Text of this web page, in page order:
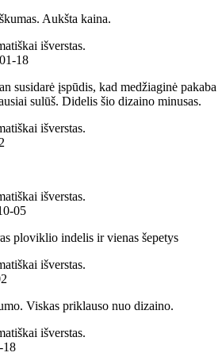
Aukšta kaina.
išverstas.
susidarė įspūdis, kad medžiaginė pakaba
sulūš. Didelis šio dizaino minusas.
išverstas.
išverstas.
ploviklio indelis ir vienas šepetys
išverstas.
Viskas priklauso nuo dizaino.
išverstas.